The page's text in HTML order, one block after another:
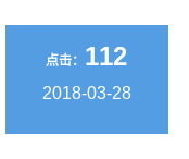
点击： 112
2018-03-28